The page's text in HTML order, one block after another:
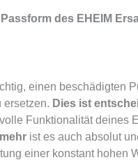
des EHEIM
einen beschädigten
ersetzen. Dies ist
Funktionalität deines
ist es auch absolut
einer konstant hohen